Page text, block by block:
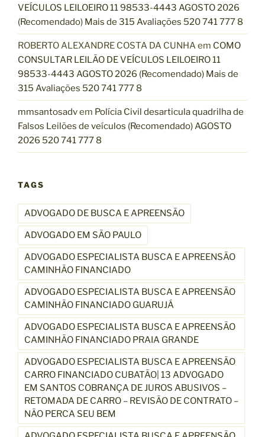
VEÍCULOS LEILOEIRO 11 98533-4443 AGOSTO 2026
(Recomendado) Mais de 315 Avaliações 520 741 777 8
ROBERTO ALEXANDRE COSTA DA CUNHAem COMO
CONSULTAR LEILÃO DE VEÍCULOS LEILOEIRO 11
98533-4443 AGOSTO 2026 (Recomendado) Mais de
315 Avaliações 520 741 777 8
mmsantosadvem Polícia Civil desarticula quadrilha de
Falsos Leilões de veículos (Recomendado) AGOSTO
2026 520 741 777 8
TAGS
ADVOGADO DE BUSCA E APREENSÃO
ADVOGADO EM SÃO PAULO
ADVOGADO ESPECIALISTA BUSCA E APREENSÃO
CAMINHÃO FINANCIADO
ADVOGADO ESPECIALISTA BUSCA E APREENSÃO
CAMINHÃO FINANCIADO GUARUJÁ
ADVOGADO ESPECIALISTA BUSCA E APREENSÃO
CAMINHÃO FINANCIADO PRAIA GRANDE
ADVOGADO ESPECIALISTA BUSCA E APREENSÃO
CARRO FINANCIADO CUBATÃO| 13 ADVOGADO
EM SANTOS COBRANÇA DE JUROS ABUSIVOS –
RETOMADA DE CARRO – REVISÃO DE CONTRATO –
NÃO PERCA SEU BEM